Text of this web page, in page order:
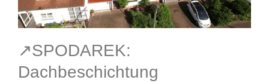
↗️SPODAREK:
Dachbeschichtung